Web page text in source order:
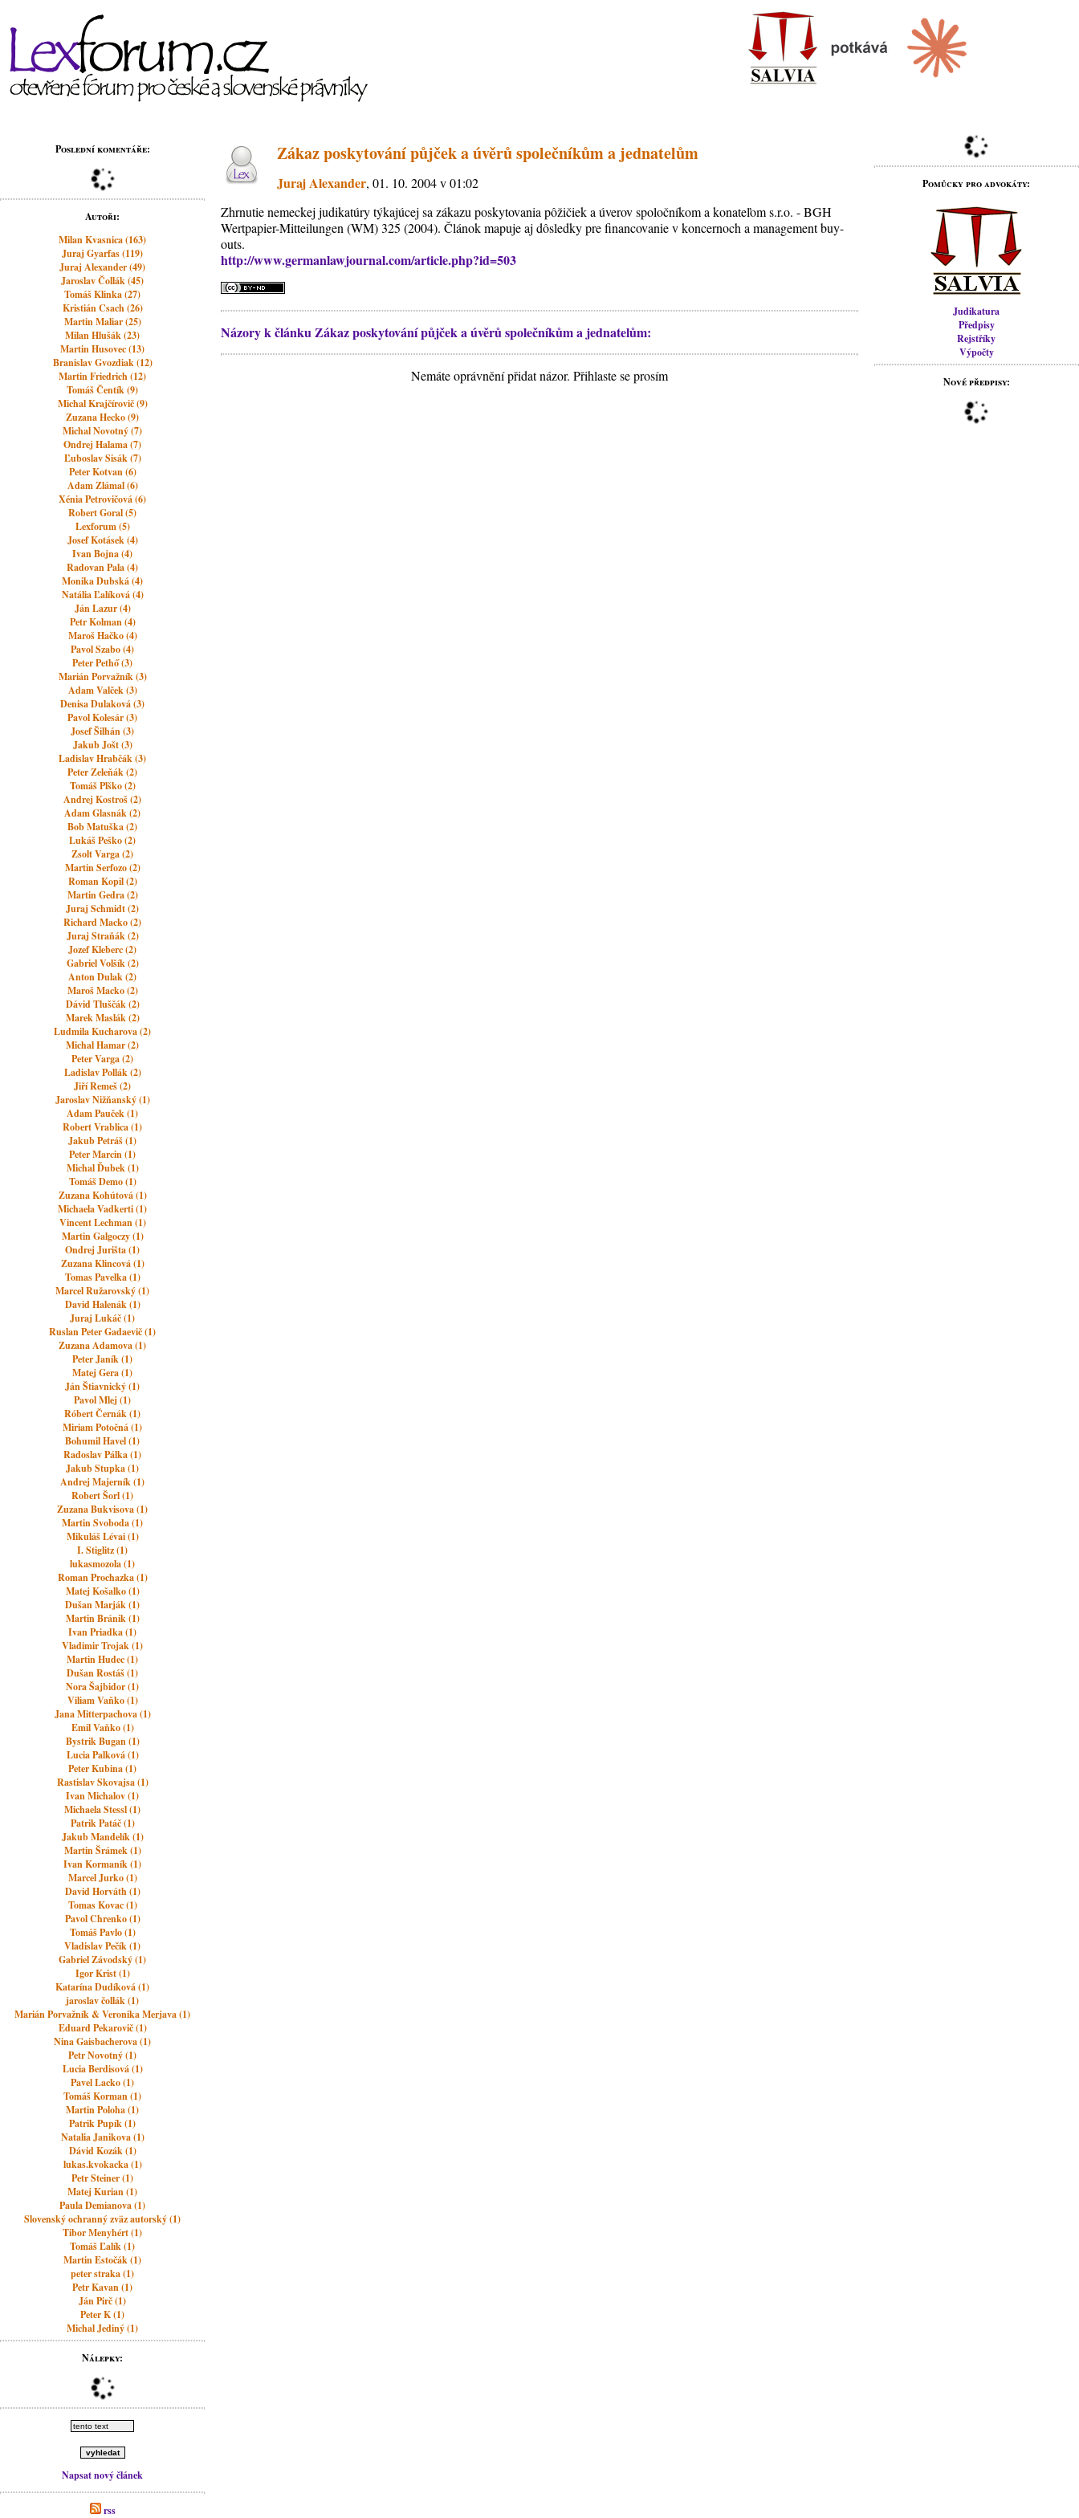
Poslední komentáře:
Autoři:
Milan Kvasnica (163)
Juraj Gyarfas (119)
Juraj Alexander (49)
Jaroslav Čollák (45)
Tomáš Klinka (27)
Kristián Csach (26)
Martin Maliar (25)
Milan Hlušák (23)
Martin Husovec (13)
Branislav Gvozdiak (12)
Martin Friedrich (12)
Tomáš Čentík (9)
Michal Krajčírovič (9)
Zuzana Hecko (9)
Michal Novotný (7)
Ondrej Halama (7)
Ľuboslav Sisák (7)
Peter Kotvan (6)
Adam Zlámal (6)
Xénia Petrovičová (6)
Robert Goral (5)
Lexforum (5)
Josef Kotásek (4)
Ivan Bojna (4)
Radovan Pala (4)
Monika Dubská (4)
Natália Ľalíková (4)
Ján Lazur (4)
Petr Kolman (4)
Maroš Hačko (4)
Pavol Szabo (4)
Peter Pethő (3)
Marián Porvažník (3)
Adam Valček (3)
Denisa Dulaková (3)
Pavol Kolesár (3)
Josef Šilhán (3)
Jakub Jošt (3)
Ladislav Hrabčák (3)
Peter Zeleňák (2)
Tomáš Plško (2)
Andrej Kostroš (2)
Adam Glasnák (2)
Bob Matuška (2)
Lukáš Peško (2)
Zsolt Varga (2)
Martin Serfozo (2)
Roman Kopil (2)
Martin Gedra (2)
Juraj Schmidt (2)
Richard Macko (2)
Juraj Straňák (2)
Jozef Kleberc (2)
Gabriel Volšík (2)
Anton Dulak (2)
Maroš Macko (2)
Dávid Tluščák (2)
Marek Maslák (2)
Ludmila Kucharova (2)
Michal Hamar (2)
Peter Varga (2)
Ladislav Pollák (2)
Jiří Remeš (2)
Jaroslav Nižňanský (1)
Adam Pauček (1)
Robert Vrablica (1)
Jakub Petráš (1)
Peter Marcin (1)
Michal Ďubek (1)
Tomáš Demo (1)
Zuzana Kohútová (1)
Michaela Vadkerti (1)
Vincent Lechman (1)
Martin Galgoczy (1)
Ondrej Jurišta (1)
Zuzana Klincová (1)
Tomas Pavelka (1)
Marcel Ružarovský (1)
David Halenák (1)
Juraj Lukáč (1)
Ruslan Peter Gadaevič (1)
Zuzana Adamova (1)
Peter Janík (1)
Matej Gera (1)
Ján Štiavnický (1)
Pavol Mlej (1)
Róbert Černák (1)
Miriam Potočná (1)
Bohumil Havel (1)
Radoslav Pálka (1)
Jakub Stupka (1)
Andrej Majerník (1)
Robert Šorl (1)
Zuzana Bukvisova (1)
Martin Svoboda (1)
Mikuláš Lévai (1)
I. Stiglitz (1)
lukasmozola (1)
Roman Prochazka (1)
Matej Košalko (1)
Dušan Marják (1)
Martin Bránik (1)
Ivan Priadka (1)
Vladimir Trojak (1)
Martin Hudec (1)
Dušan Rostáš (1)
Nora Šajbidor (1)
Viliam Vaňko (1)
Jana Mitterpachova (1)
Emil Vaňko (1)
Bystrik Bugan (1)
Lucia Palková (1)
Peter Kubina (1)
Rastislav Skovajsa (1)
Ivan Michalov (1)
Michaela Stessl (1)
Patrik Patáč (1)
Jakub Mandelík (1)
Martin Šrámek (1)
Ivan Kormaník (1)
Marcel Jurko (1)
David Horváth (1)
Tomas Kovac (1)
Pavol Chrenko (1)
Tomáš Pavlo (1)
Vladislav Pečík (1)
Gabriel Závodský (1)
Igor Krist (1)
Katarína Dudíková (1)
jaroslav čollák (1)
Marián Porvažník & Veronika Merjava (1)
Eduard Pekarovič (1)
Nina Gaisbacherova (1)
Petr Novotný (1)
Lucia Berdisová (1)
Pavel Lacko (1)
Tomáš Korman (1)
Martin Poloha (1)
Patrik Pupík (1)
Natalia Janikova (1)
Dávid Kozák (1)
lukas.kvokacka (1)
Petr Steiner (1)
Matej Kurian (1)
Paula Demianova (1)
Slovenský ochranný zväz autorský (1)
Tibor Menyhért (1)
Tomáš Ľalík (1)
Martin Estočák (1)
peter straka (1)
Petr Kavan (1)
Ján Pirč (1)
Peter K (1)
Michal Jediný (1)
Nálepky:
Napsat nový článek
rss
Pomůcky pro advokáty:
Judikatura
Předpisy
Rejstříky
Výpočty
Nové předpisy:
Zákaz poskytování půjček a úvěrů společníkům a jednatelům
Juraj Alexander, 01. 10. 2004 v 01:02
Zhrnutie nemeckej judikatúry týkajúcej sa zákazu poskytovania pôžičiek a úverov spoločníkom a konateľom s.r.o. - BGH
Wertpapier-Mitteilungen (WM) 325 (2004). Článok mapuje aj dôsledky pre financovanie v koncernoch a management buy-
outs.
http://www.germanlawjournal.com/article.php?id=503
Názory k článku Zákaz poskytování půjček a úvěrů společníkům a jednatelům:
Nemáte oprávnění přidat názor. Přihlaste se prosím